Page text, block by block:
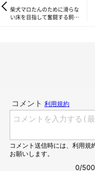
柴犬マロたんのために滑らな
い床を目指して奮闘する飼い